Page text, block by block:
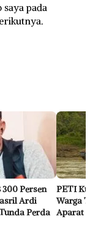
pada
300 Persen
Ardi
Perda
PETI
Warga
Aparat